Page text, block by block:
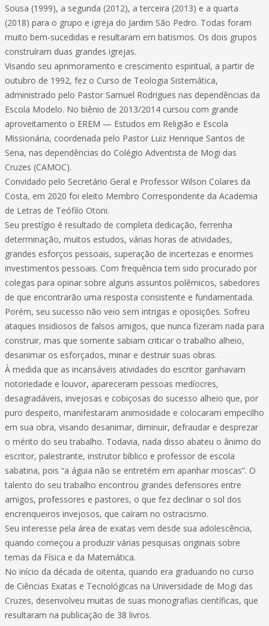
Sousa (1999), a segunda (2012), a terceira (2013) e a quarta
(2018) para o grupo e igreja do Jardim São Pedro. Todas foram
muito bem-sucedidas e resultaram em batismos. Os dois grupos
construíram duas grandes igrejas.
Visando seu aprimoramento e crescimento espiritual, a partir de
outubro de 1992, fez o Curso de Teologia Sistemática,
administrado pelo Pastor Samuel Rodrigues nas dependências da
Escola Modelo. No biênio de 2013/2014 cursou com grande
aproveitamento o EREM — Estudos em Religião e Escola
Missionária, coordenada pelo Pastor Luiz Henrique Santos de
Sena, nas dependências do Colégio Adventista de Mogi das
Cruzes (CAMOC).
Convidado pelo Secretário Geral e Professor Wilson Colares da
Costa, em 2020 foi eleito Membro Correspondente da Academia
de Letras de Teófilo Otoni.
Seu prestígio é resultado de completa dedicação, ferrenha
determinação, muitos estudos, várias horas de atividades,
grandes esforços pessoais, superação de incertezas e enormes
investimentos pessoais. Com frequência tem sido procurado por
colegas para opinar sobre alguns assuntos polêmicos, sabedores
de que encontrarão uma resposta consistente e fundamentada.
Porém, seu sucesso não veio sem intrigas e oposições. Sofreu
ataques insidiosos de falsos amigos, que nunca fizeram nada para
construir, mas que somente sabiam criticar o trabalho alheio,
desanimar os esforçados, minar e destruir suas obras.
À medida que as incansáveis atividades do escritor ganhavam
notoriedade e louvor, apareceram pessoas medíocres,
desagradáveis, invejosas e cobiçosas do sucesso alheio que, por
puro despeito, manifestaram animosidade e colocaram empecilho
em sua obra, visando desanimar, diminuir, defraudar e desprezar
o mérito do seu trabalho. Todavia, nada disso abateu o ânimo do
escritor, palestrante, instrutor bíblico e professor de escola
sabatina, pois “a águia não se entretém em apanhar moscas”. O
talento do seu trabalho encontrou grandes defensores entre
amigos, professores e pastores, o que fez declinar o sol dos
encrenqueiros invejosos, que caíram no ostracismo.
Seu interesse pela área de exatas vem desde sua adolescência,
quando começou a produzir várias pesquisas originais sobre
temas da Física e da Matemática.
No início da década de oitenta, quando era graduando no curso
de Ciências Exatas e Tecnológicas na Universidade de Mogi das
Cruzes, desenvolveu muitas de suas monografias científicas, que
resultaram na publicação de 38 livros.